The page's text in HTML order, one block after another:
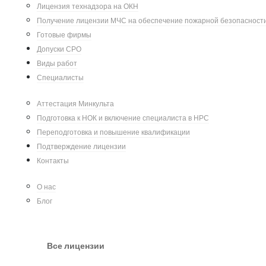
Лицензия технадзора на ОКН
Получение лицензии МЧС на обеспечение пожарной
Готовые фирмы
Допуски СРО
Виды работ
Специалисты
Аттестация Минкульта
Подготовка к НОК и включение специалиста в НРС
Переподготовка и повышение квалификации
Подтверждение лицензии
Контакты
О нас
Блог
Все лицензии
Реставрация и
при этом его историческую
восстановление элементов
Реставрация Большого